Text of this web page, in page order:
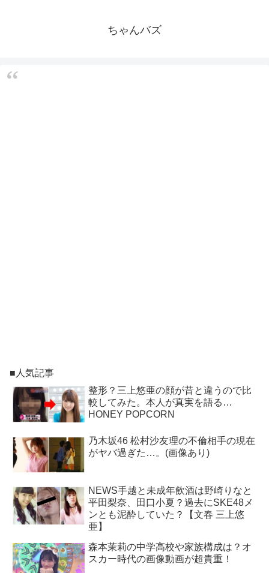
ちゃんバズ
■人気記事
整形？三上悠亜の顔が昔と違うので比
較してみた。本人が真実を語る…
HONEY POPCORN
乃木坂46 松村沙友理の不倫相手の現在
がヤバ過ぎた…。(画像あり)
NEWS手越と未成年飲酒は野崎りなと
平田梨奈、田口小夏？過去にSKE48メ
ンとも泥酔していた？【文春 三上悠
亜】
森本茉莉の中学高校や家族構成は？オ
スカー時代の画像動画が超貴重！